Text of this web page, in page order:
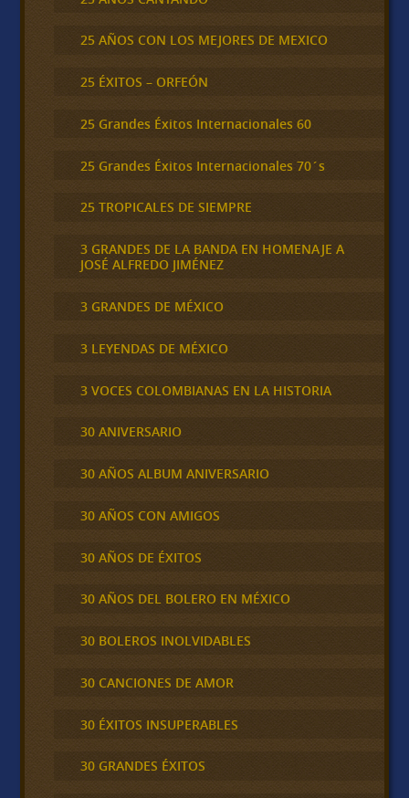
25 AÑOS CON LOS MEJORES DE MEXICO
25 ÉXITOS – ORFEÓN
25 Grandes Éxitos Internacionales 60
25 Grandes Éxitos Internacionales 70´s
25 TROPICALES DE SIEMPRE
3 GRANDES DE LA BANDA EN HOMENAJE A
JOSÉ ALFREDO JIMÉNEZ
3 GRANDES DE MÉXICO
3 LEYENDAS DE MÉXICO
3 VOCES COLOMBIANAS EN LA HISTORIA
30 ANIVERSARIO
30 AÑOS ALBUM ANIVERSARIO
30 AÑOS CON AMIGOS
30 AÑOS DE ÉXITOS
30 AÑOS DEL BOLERO EN MÉXICO
30 BOLEROS INOLVIDABLES
30 CANCIONES DE AMOR
30 ÉXITOS INSUPERABLES
30 GRANDES ÉXITOS